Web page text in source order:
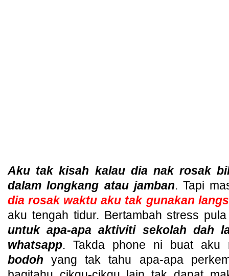
Aku tak kisah kalau dia nak rosak
dalam longkang atau jamban. Tapi
dia rosak waktu aku tak gunakan
aku tengah tidur. Bertambah stress
untuk apa-apa aktiviti sekolah dah
whatsapp. Takda phone ni buat
bodoh yang tak tahu apa-apa